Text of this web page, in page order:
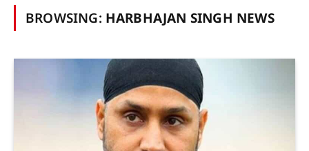
BROWSING: HARBHAJAN SINGH NEWS